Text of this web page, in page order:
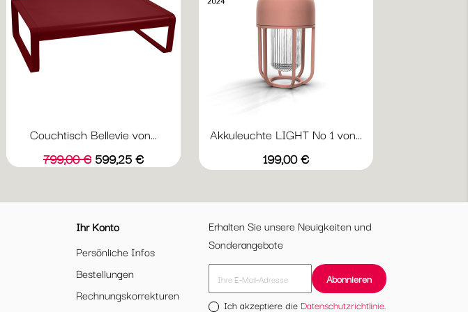
Couchtisch Bellevie von...
Verkaufspreis
799,00 € Preis
599,25 €
Akkuleuchte LIGHT No 1 von...
Preis
199,00 €
 Vorschau
black
BeigeIce
Blue
Laurel
Green
Ihr Konto
Persönliche Infos
Bestellungen
Rechnungskorrekturen
Erhalten Sie unsere Neuigkeiten und
Sonderangebote
Ich akzeptiere die Datenschutzrichtlinie.